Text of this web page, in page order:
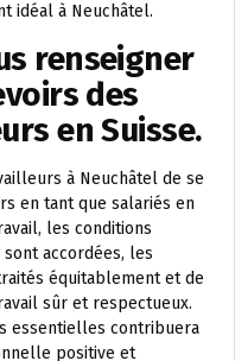
idéal à Neuchâtel.
renseigner
des
en Suisse.
à Neuchâtel de se
en tant que salariés en
les conditions
accordées, les
équitablement et de
sûr et respectueux.
essentielles contribuera
positive et